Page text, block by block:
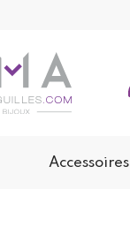
Accessoires